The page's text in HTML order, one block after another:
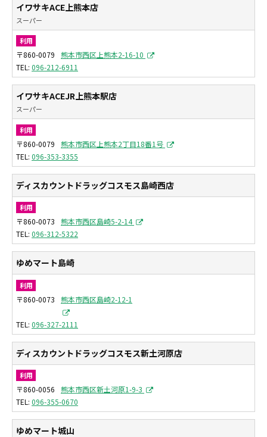
イワサキACE上熊本店
スーパー
利用
〒860-0079
熊本市西区上熊本2-16-10
096-212-6911
イワサキACEJR上熊本駅店
スーパー
利用
〒860-0079
熊本市西区上熊本2丁目18番1号
096-353-3355
ディスカウントドラッグコスモス島崎西店
利用
〒860-0073
熊本市西区島崎5-2-14
096-312-5322
ゆめマート島崎
利用
〒860-0073 熊本市西区島崎2-12-1
096-327-2111
ディスカウントドラッグコスモス新土河原店
利用
〒860-0056
熊本市西区新土河原1-9-3
096-355-0670
ゆめマート城山